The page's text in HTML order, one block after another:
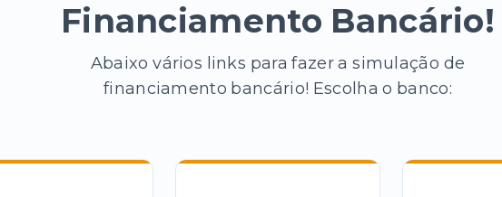
Financiamento Bancário!
Abaixo vários links para fazer a simulação de
financiamento bancário! Escolha o banco: